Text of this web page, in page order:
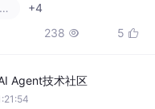
具为I
+4
238  5 
AI Agent技术社区